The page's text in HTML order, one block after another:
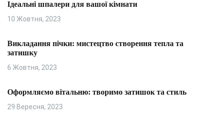
Ідеальні шпалери для вашої кімнати
10 Жовтня, 2023
Викладання пічки: мистецтво створення тепла та
затишку
6 Жовтня, 2023
Оформляємо вітальню: творимо затишок та стиль
29 Вересня, 2023